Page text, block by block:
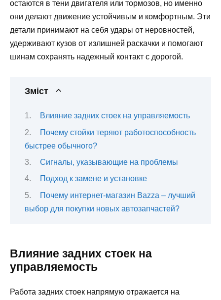
остаются в тени двигателя или тормозов, но именно
они делают движение устойчивым и комфортным. Эти
детали принимают на себя удары от неровностей,
удерживают кузов от излишней раскачки и помогают
шинам сохранять надежный контакт с дорогой.
Зміст
Влияние задних стоек на управляемость
Почему стойки теряют работоспособность
быстрее обычного?
Сигналы, указывающие на проблемы
Подход к замене и установке
Почему интернет-магазин Bazza – лучший
выбор для покупки новых автозапчастей?
Влияние задних стоек на
управляемость
Работа задних стоек напрямую отражается на